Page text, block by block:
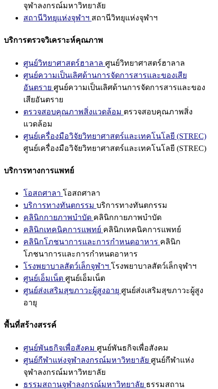
จุฬาลงกรณ์มหาวิทยาลัย
สถานีวิทยุแห่งจุฬาฯ สถานีวิทยุแห่งจุฬาฯ
บริการตรวจวิเคราะห์คุณภาพ
ศูนย์วิทยาศาสตร์ฮาลาล ศูนย์วิทยาศาสตร์ฮาลาล
ศูนย์ความเป็นเลิศด้านการจัดการสารและของเสีย
อันตราย ศูนย์ความเป็นเลิศด้านการจัดการสารและของ
เสียอันตราย
ตรวจสอบคุณภาพสิ่งแวดล้อม ตรวจสอบคุณภาพสิ่ง
แวดล้อม
ศูนย์เครื่องมือวิจัยวิทยาศาสตร์และเทคโนโลยี (STREC)
ศูนย์เครื่องมือวิจัยวิทยาศาสตร์และเทคโนโลยี (STREC)
บริการทางการแพทย์
โอสถศาลา โอสถศาลา
บริการทางทันตกรรม บริการทางทันตกรรม
คลินิกกายภาพบำบัด คลินิกกายภาพบำบัด
คลินิกเทคนิคการแพทย์ คลินิกเทคนิคการแพทย์
คลินิกโภชนาการและการกำหนดอาหาร คลินิก
โภชนาการและการกำหนดอาหาร
โรงพยาบาลสัตว์เล็กจุฬาฯ โรงพยาบาลสัตว์เล็กจุฬาฯ
ศูนย์เอ็มเน็ต ศูนย์เอ็มเน็ต
ศูนย์ส่งเสริมสุขภาวะผู้สูงอายุ ศูนย์ส่งเสริมสุขภาวะผู้สูง
อายุ
พื้นที่สร้างสรรค์
ศูนย์พันธกิจเพื่อสังคม ศูนย์พันธกิจเพื่อสังคม
ศูนย์กีฬาแห่งจุฬาลงกรณ์มหาวิทยาลัย ศูนย์กีฬาแห่ง
จุฬาลงกรณ์มหาวิทยาลัย
ธรรมสถานจุฬาลงกรณ์มหาวิทยาลัย ธรรมสถาน